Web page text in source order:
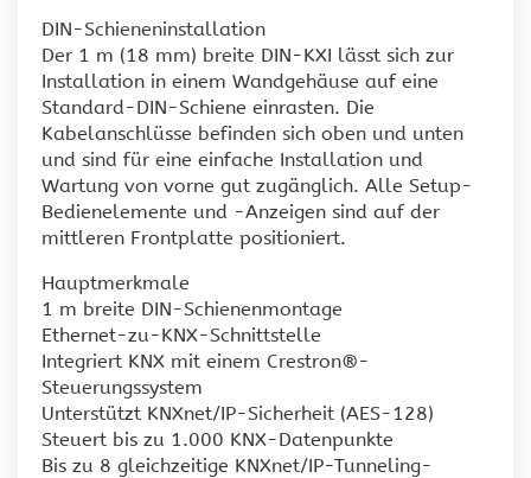
DIN-Schieneninstallation
Der 1 m (18 mm) breite DIN-KXI lässt sich zur
Installation in einem Wandgehäuse auf eine
Standard-DIN-Schiene einrasten. Die
Kabelanschlüsse befinden sich oben und unten
und sind für eine einfache Installation und
Wartung von vorne gut zugänglich. Alle Setup-
Bedienelemente und -Anzeigen sind auf der
mittleren Frontplatte positioniert.
Hauptmerkmale
1 m breite DIN-Schienenmontage
Ethernet-zu-KNX-Schnittstelle
Integriert KNX mit einem Crestron®-
Steuerungssystem
Unterstützt KNXnet/IP-Sicherheit (AES-128)
Steuert bis zu 1.000 KNX-Datenpunkte
Bis zu 8 gleichzeitige KNXnet/IP-Tunneling-